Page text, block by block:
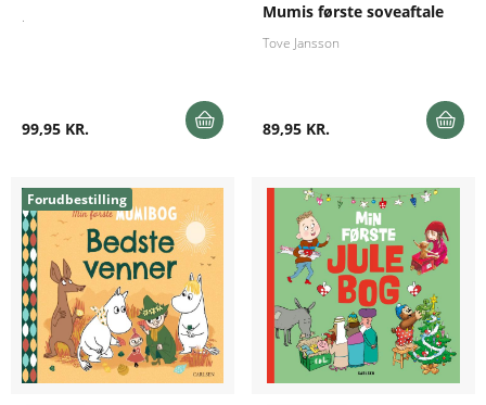
.
99,95 KR.
Mumis første soveaftale
Tove Jansson
89,95 KR.
Forudbestilling